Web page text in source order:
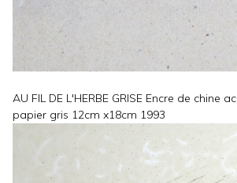
AU FIL DE L'HERBE GRISE Encre de chine
papier gris 12cm x18cm 1993